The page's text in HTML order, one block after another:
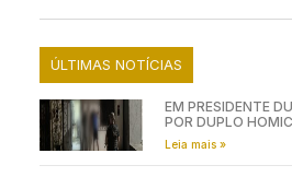
ÚLTIMAS NOTÍCIAS
EM PRESIDENTE
POR DUPLO
Leia mais »